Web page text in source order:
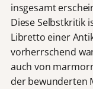
insgesamt
Diese Selbstkritik
Libretto einer
vorherrschend
auch von
der bewunderten